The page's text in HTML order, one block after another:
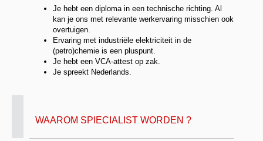
Je hebt een diploma in een technische richting. Al
kan je ons met relevante werkervaring misschien ook
overtuigen.
Ervaring met industriële elektriciteit in de
(petro)chemie is een pluspunt.
Je hebt een VCA-attest op zak.
Je spreekt Nederlands.
WAAROM SPIECIALIST WORDEN ?